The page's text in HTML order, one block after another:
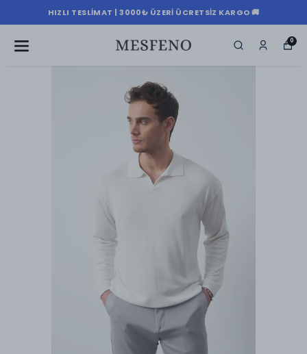
HIZLI TESLIMAT | 3000₺ ÜZERI ÜCRETSIZ KARGO 🚚
0